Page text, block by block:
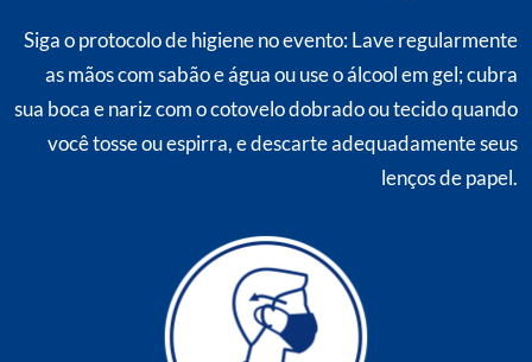
Siga o protocolo de higiene no evento: Lave regularmente
as mãos com sabão e água ou use o álcool em gel; cubra
sua boca e nariz com o cotovelo dobrado ou tecido quando
você tosse ou espirra, e descarte adequadamente seus
lenços de papel.